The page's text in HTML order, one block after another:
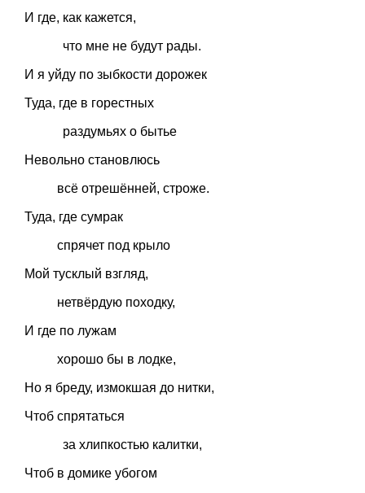
И где, как кажется,
что мне не будут рады.
И я уйду по зыбкости дорожек
Туда, где в горестных
раздумьях о бытье
Невольно становлюсь
всё отрешённей, строже.
Туда, где сумрак
спрячет под крыло
Мой тусклый взгляд,
нетвёрдую походку,
И где по лужам
хорошо бы в лодке,
Но я бреду, измокшая до нитки,
Чтоб спрятаться
за хлипкостью калитки,
Чтоб в домике убогом